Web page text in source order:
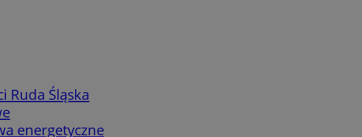
Ruda Śląska
energetyczne